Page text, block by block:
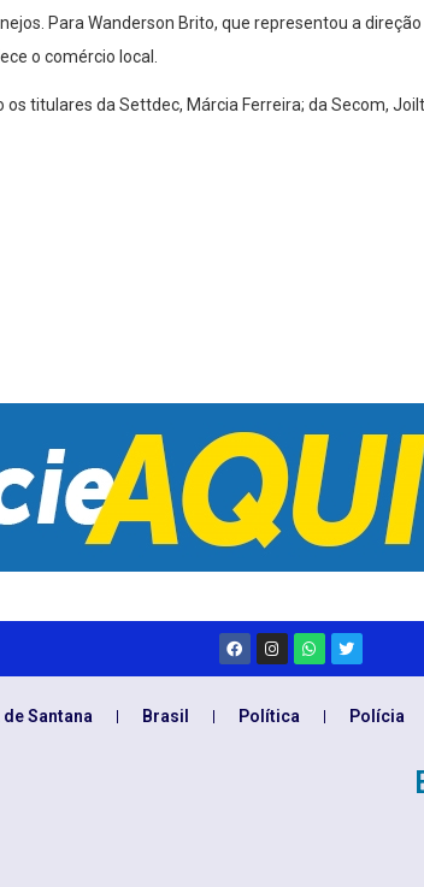
Para Wanderson Brito, que representou a
o comércio local.
titulares da Settdec, Márcia Ferreira; da Secom,
de Santana Brasil Política Polícia